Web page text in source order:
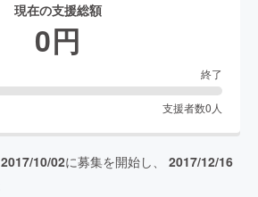
現在の支援総額
0円
終了
支援者数0人
2017/10/02に募集を開始し、 2017/12/16